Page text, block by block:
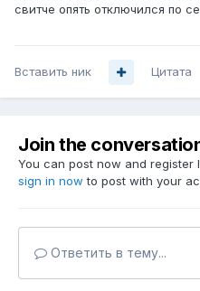
свитче опять отключился по
Вставить ник Цитата
Join the
You can post now and register
sign in now to post with your
Ответить в тему...